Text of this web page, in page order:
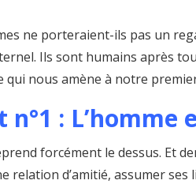
ne porteraient-ils pas un
Ils sont humains après
qui nous amène à notre
:
forcément le dessus. Et
relation d’amitié, assumer ses